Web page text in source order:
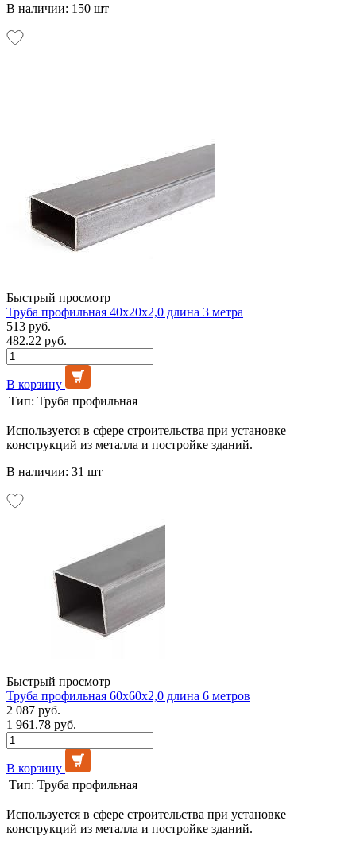
В наличии: 150 шт
Быстрый просмотр
Труба профильная 40х20х2,0 длина 3 метра
513 руб.
482.22 руб.
В корзину
Тип: Труба профильная
Используется в сфере строительства при установке
конструкций из металла и постройке зданий.
В наличии: 31 шт
Быстрый просмотр
Труба профильная 60х60х2,0 длина 6 метров
2 087 руб.
1 961.78 руб.
В корзину
Тип: Труба профильная
Используется в сфере строительства при установке
конструкций из металла и постройке зданий.